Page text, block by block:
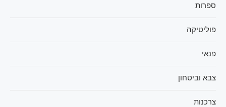
ספרות
פוליטיקה
פנאי
צבא וביטחון
צרכנות